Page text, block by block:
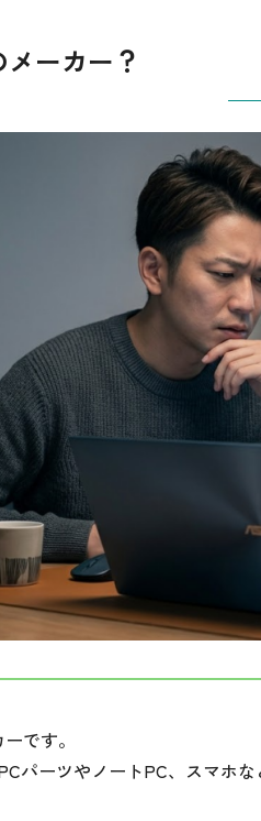
ーカー？
です。
パーツやノートPC、スマホな